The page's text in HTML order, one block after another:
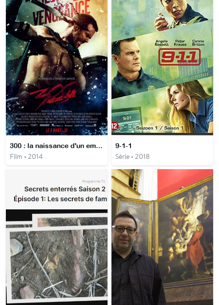
300 : la naissance d'un empire
Film • 2014
9-1-1
Série • 2018